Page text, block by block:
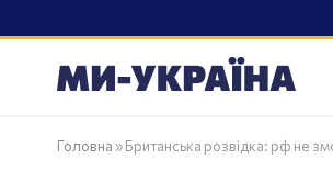
Головна »Британська розвідка: рф не